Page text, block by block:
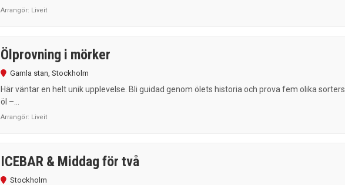
Arrangör: Liveit
Ölprovning i mörker
Gamla stan Stockholm
Här väntar en helt unik upplevelse. Bli guidad genom ölets historia och prova fem olika sorters
öl –...
Arrangör: Liveit
ICEBAR & Middag för två
Stockholm